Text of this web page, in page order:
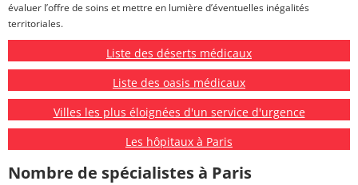
évaluer l’offre de soins et mettre en lumière d’éventuelles inégalités
territoriales.
Liste des déserts médicaux
Liste des oasis médicaux
Villes les plus éloignées d'un service d'urgence
Les hôpitaux à Paris
Nombre de spécialistes à Paris